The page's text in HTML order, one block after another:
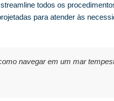
todos os
para atender às
navegar em um mar